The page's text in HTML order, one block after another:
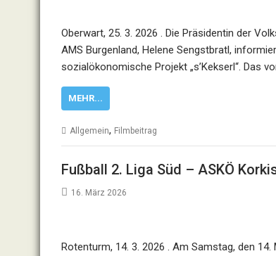
Oberwart, 25. 3. 2026 . Die Präsidentin der
AMS Burgenland, Helene Sengstbratl,
sozialökonomische Projekt „s’Kekserl“. Das
MEHR...
Allgemein, Filmbeitrag
Fußball 2. Liga Süd – ASKÖ
16. März 2026
Rotenturm, 14. 3. 2026 . Am Samstag, den